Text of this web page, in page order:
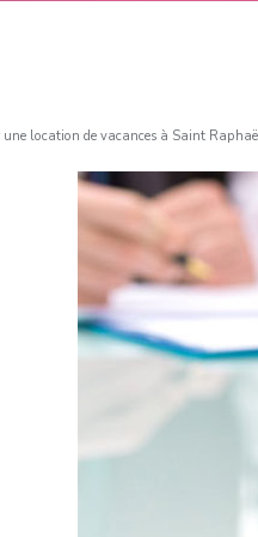
une location de vacances à Saint